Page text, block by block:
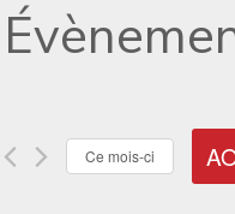
Ce mois-ci